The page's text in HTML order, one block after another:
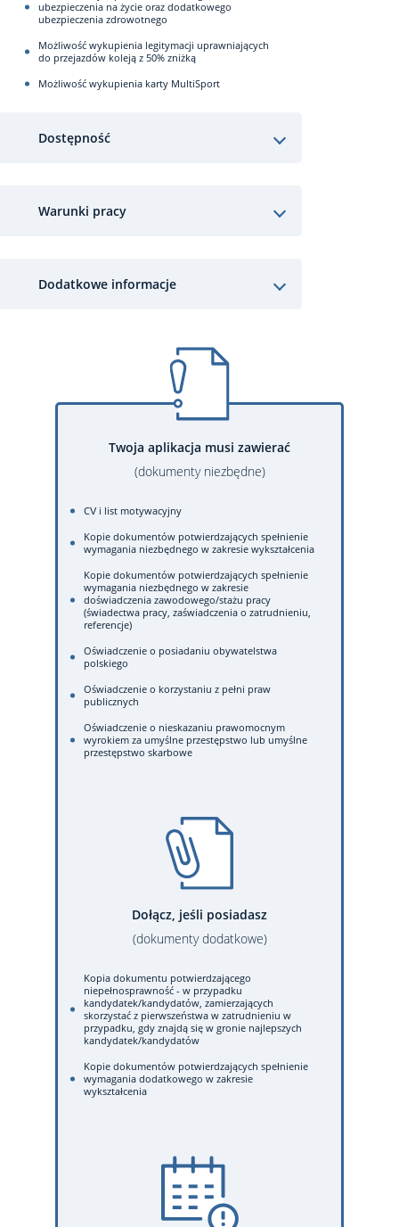
ubezpieczenia na życie oraz dodatkowego
ubezpieczenia zdrowotnego
Możliwość wykupienia legitymacji uprawniających
do przejazdów koleją z 50% zniżką
Możliwość wykupienia karty MultiSport
Dostępność
Warunki pracy
Dodatkowe informacje
Twoja aplikacja musi zawierać
(dokumenty niezbędne)
CV i list motywacyjny
Kopie dokumentów potwierdzających spełnienie
wymagania niezbędnego w zakresie wykształcenia
Kopie dokumentów potwierdzających spełnienie
wymagania niezbędnego w zakresie
doświadczenia zawodowego/stażu pracy
(świadectwa pracy, zaświadczenia o zatrudnieniu,
referencje)
Oświadczenie o posiadaniu obywatelstwa
polskiego
Oświadczenie o korzystaniu z pełni praw
publicznych
Oświadczenie o nieskazaniu prawomocnym
wyrokiem za umyślne przestępstwo lub umyślne
przestępstwo skarbowe
Dołącz, jeśli posiadasz
(dokumenty dodatkowe)
Kopia dokumentu potwierdzającego
niepełnosprawność - w przypadku
kandydatek/kandydatów, zamierzających
skorzystać z pierwszeństwa w zatrudnieniu w
przypadku, gdy znajdą się w gronie najlepszych
kandydatek/kandydatów
Kopie dokumentów potwierdzających spełnienie
wymagania dodatkowego w zakresie
wykształcenia